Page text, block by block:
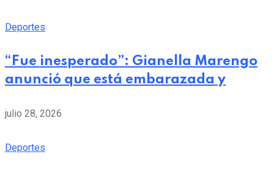
Deportes
“Fue inesperado”: Gianella Marengo
anunció que está embarazada y
julio 28, 2026
Deportes